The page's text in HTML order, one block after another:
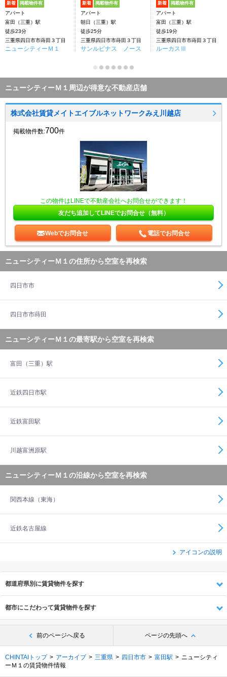
新着 掲載物件有
アパート
富田（三重）駅
徒歩23分
三重県四日市市蒔田３丁目
ニューシティーＭ１
新着 掲載物件有
アパート
朝日（三重）駅
徒歩25分
三重県四日市市蒔田３丁目
サンルピナス ノース
新着 掲載物件有
アパート
富田（三重）駅
徒歩19分
三重県四日市市蒔田３丁目
ルーカスⅢ
ニューシティーＭ１周辺が得意な不動産店舗
株式会社賃貸メイトエイブルネットワークみえ川越店
掲載物件数:700件
この物件はLINEで不動産会社へお問合せができます！
友だち追加してLINEでお問合せ（無料）
Webでお問合せ 電話でお問合せ
ニューシティーＭ１の住所から空室を再検索
四日市市
四日市市蒔田
ニューシティーＭ１の最寄駅から空室を再検索
富田（三重）駅
近鉄四日市駅
近鉄富田駅
川越富洲原駅
ニューシティーＭ１の沿線から空室を再検索
関西本線（東海）
近鉄名古屋線
アイコンの説明
都道府県別に賃貸物件を探す
都市にこだわって賃貸物件を探す
前のページへ戻る ページの先頭へ
CHINTAIトップ アーカイブ 三重県 四日市市 富田駅
ニューシティ
ーＭ１の賃貸物件情報